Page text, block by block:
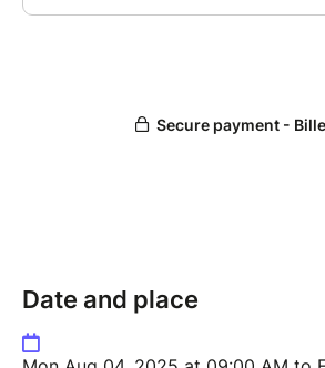
Collations incluses. Repas de midi
Date and place